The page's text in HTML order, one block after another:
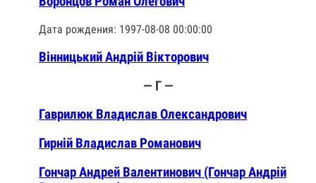
Дата рождения: 1997-08-08 00:00:00
Вінницький Андрій Вікторович
— Г —
Гаврилюк Владислав Олександрович
Гирній Владислав Романович
Гончар Андрей Валентинович (Гончар Андрій